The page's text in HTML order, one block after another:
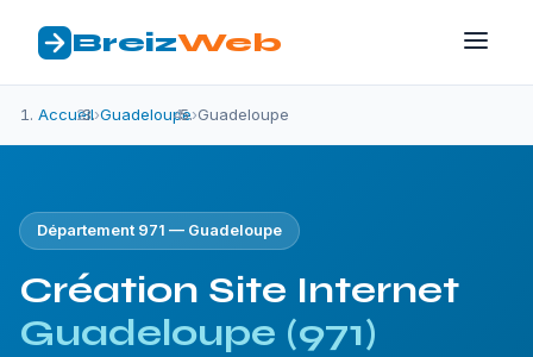
BreizWeb
Accueil›Guadeloupe›Guadeloupe
Département 971 — Guadeloupe
Création Site Internet
Guadeloupe (971)